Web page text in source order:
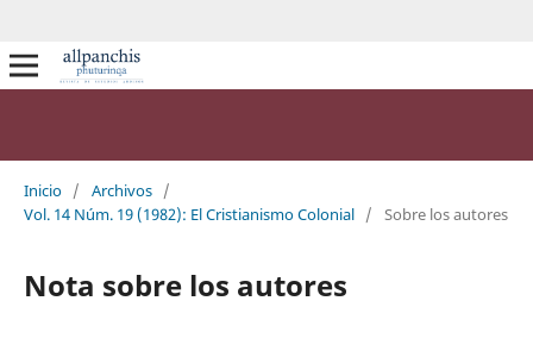
Inicio / Archivos /
Vol. 14 Núm. 19 (1982): El Cristianismo Colonial / Sobre los autores
Nota sobre los autores